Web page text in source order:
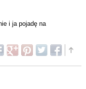
i ja pojadę na